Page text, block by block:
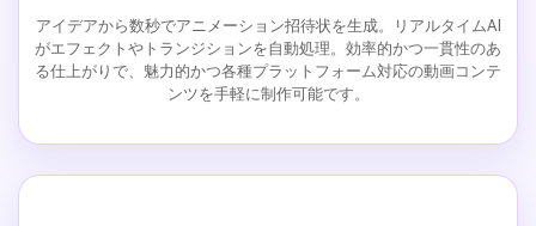
アイデアから数秒でアニメーション招待状を生成。リアルタイムAI
がエフェクトやトランジションを自動処理。効率的かつ一貫性のあ
る仕上がりで、魅力的かつ各種プラットフォーム対応の動画コンテ
ンツを手軽に制作可能です。